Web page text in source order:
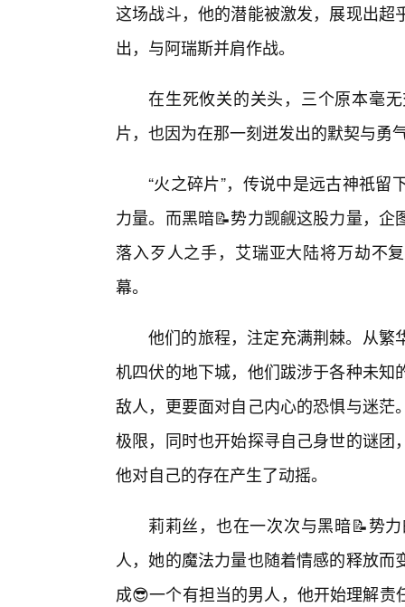
这场战斗，他的潜能被激发，展现出
出，与阿瑞斯并肩作战。
在生死攸关的关头，三个原本毫
片，也因为在那一刻迸发出的默契与勇
“火之碎片”，传说中是远古神祇
力量。而黑暗📝势力觊觎这股力量，
落入歹人之手，艾瑞亚大陆将万劫不
幕。
他们的旅程，注定充满荆棘。从繁
机四伏的地下城，他们跋涉于各种未
敌人，更要面对自己内心的恐惧与迷
极限，同时也开始探寻自己身世的谜
他对自己的存在产生了动摇。
莉莉丝，也在一次次与黑暗📝势
人，她的魔法力量也随着情感的释放
成😎一个有担当的男人，他开始理解